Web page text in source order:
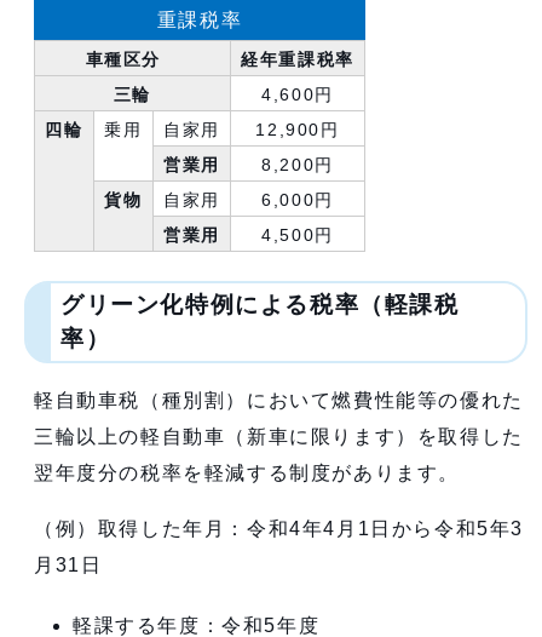
重課税率
車種区分
経年重課税率
三輪
4,600円
四輪
乗用 自家用
12,900円
営業用
8,200円
貨物
自家用
6,000円
営業用
4,500円
グリーン化特例による税率（軽課税
率）
軽自動車税（種別割）において燃費性能等の優れた
三輪以上の軽自動車（新車に限ります）を取得した
翌年度分の税率を軽減する制度があります。
（例）取得した年月：令和4年4月1日から令和5年3
月31日
軽課する年度：令和5年度